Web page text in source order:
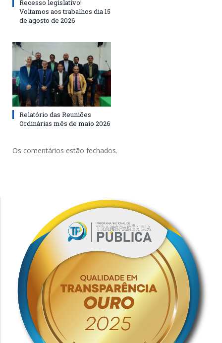
Recesso legislativo!
Voltamos aos trabalhos dia 15
de agosto de 2026
Relatório das Reuniões
Ordinárias mês de maio 2026
Os comentários estão fechados.